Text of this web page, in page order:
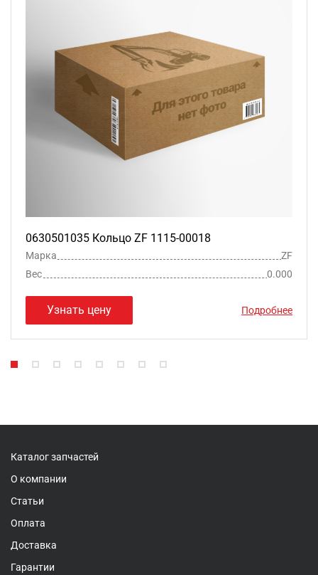
0630501035 Кольцо ZF 1115-00018
Марка
ZF
Вес
0.000
Узнать цену Подробнее
Каталог запчастей
О компании
Статьи
Оплата
Доставка
Гарантии